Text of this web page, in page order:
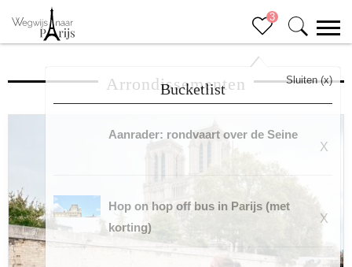
3
Bucketlist
Sluiten (x)
Aanrader: rondvaart over de Seine
X
Hop on hop off bus in Parijs (met
korting)
X
Arrondissementen